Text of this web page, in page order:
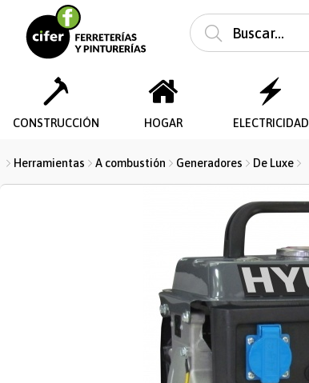
CONSTRUCCIÓN HOGAR ELECTRICIDAD
Herramientas A combustión Generadores De Luxe